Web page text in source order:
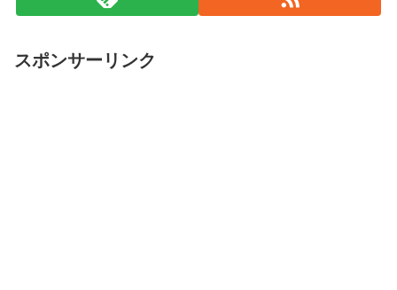
スポンサーリンク